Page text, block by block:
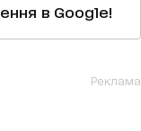
в Google!
Реклама